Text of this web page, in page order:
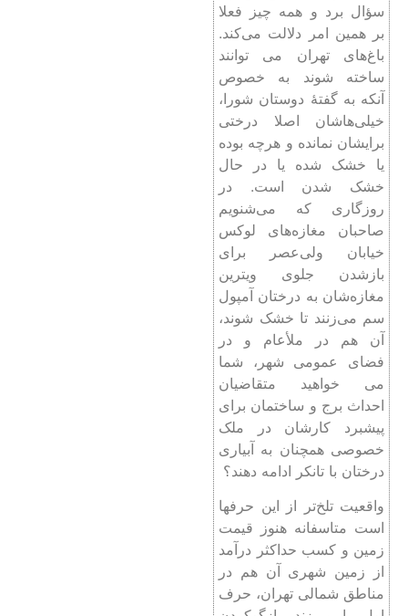
سؤال برد و همه چیز فعلا
بر همین امر دلالت می‌کند.
باغ‌های تهران می توانند
ساخته شوند به خصوص
آنکه به گفتۀ دوستان شورا،
خیلی‌هاشان اصلا درختی
برایشان نمانده و هرچه بوده
یا خشک شده یا در حال
خشک شدن است. در
روزگاری که می‌شنویم
صاحبان مغازه‌های لوکس
خیابان ولی‌عصر برای
بازشدن جلوی ویترین
مغازه‌شان به درختان آمپول
سم می‌زنند تا خشک شوند،
آن هم در ملأعام و در
فضای عمومی شهر، شما
می خواهید متقاضیان
احداث برج و ساختمان برای
پیشبرد کارشان در ملک
خصوصی همچنان به آبیاری
درختان با تانکر ادامه دهند؟
واقعیت تلخ‌تر از این حرفها
است متاسفانه هنوز قیمت
زمین و کسب حداکثر درآمد
از زمین شهری آن هم در
مناطق شمالی تهران، حرف